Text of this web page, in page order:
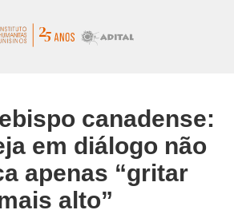
canadense:
em diálogo não
apenas “gritar
alto”